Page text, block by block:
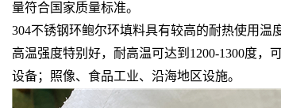
量符合国家质量标准。
304不锈钢环鲍尔环填料具有较高的耐热使用
高温强度特别好，耐高温可达到1200-1300度
设备；照像、食品工业、沿海地区设施。